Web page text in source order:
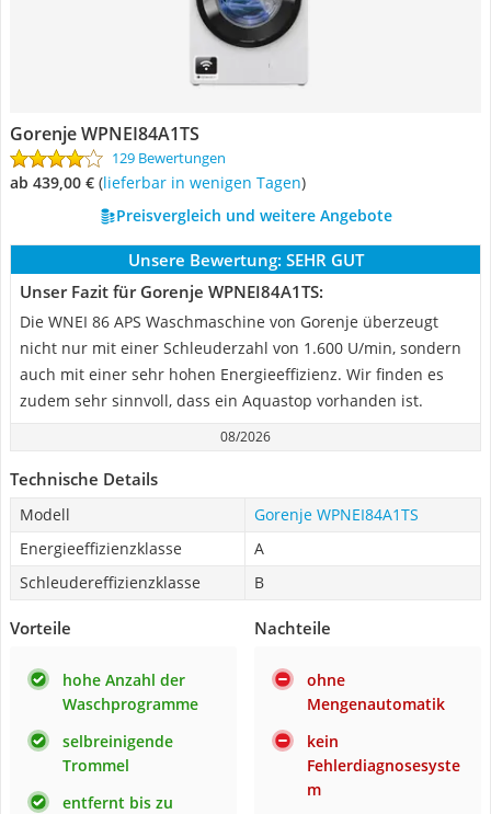
Gorenje WPNEI84A1TS
129 Bewertungen
ab 439,00 € ( Lieferbar in wenigen Tagen)
Preisvergleich und weitere Angebote
Unsere Bewertung: SEHR GUT
Unser Fazit für Gorenje WPNEI84A1TS:
Die WNEI 86 APS Waschmaschine von Gorenje überzeugt
nicht nur mit einer Schleuderzahl von 1.600 U/min, sondern
auch mit einer sehr hohen Energieeffizienz. Wir finden es
zudem sehr sinnvoll, dass ein Aquastop vorhanden ist.
08/2026
Technische Details
Modell
Gorenje WPNEI84A1TS
Energieeffizienzklasse
A
Schleudereffizienzklasse
B
Vorteile
hohe Anzahl der
Waschprogramme
selbreinigende
Trommel
entfernt bis zu
Nachteile
ohne
Mengenautomatik
kein
Fehlerdiagnosesyste
m